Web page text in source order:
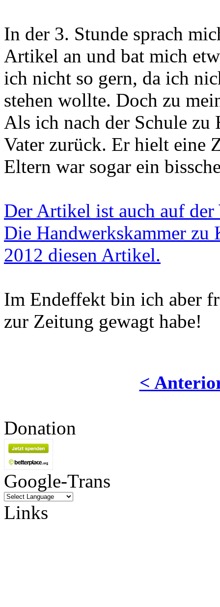
In der 3. Stunde sprach
Artikel an und bat mich
ich nicht so gern, da ich
stehen wollte. Doch zu
Als ich nach der Schule zu
Vater zurück. Er hielt eine
Eltern war sogar ein
Der Artikel ist auch auf der
Die Handwerkskammer zu
2012 diesen Artikel.
Im Endeffekt bin ich aber
zur Zeitung gewagt habe!
<
Donation
Google-Trans
Links